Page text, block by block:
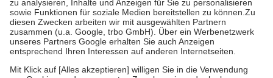
Bei Heilmitteln und häuslicher Krankenpflege beträgt die
Zuzahlung zehn Prozent der Kosten sowie zehn Euro je
Verordnung.
Um das Engagement der Versicherten für ihre eigene Gesundheit zu
stärken und die besondere Stellung der Familie zu unterstützen,
fallenkeine Zuzahlungenan bei: